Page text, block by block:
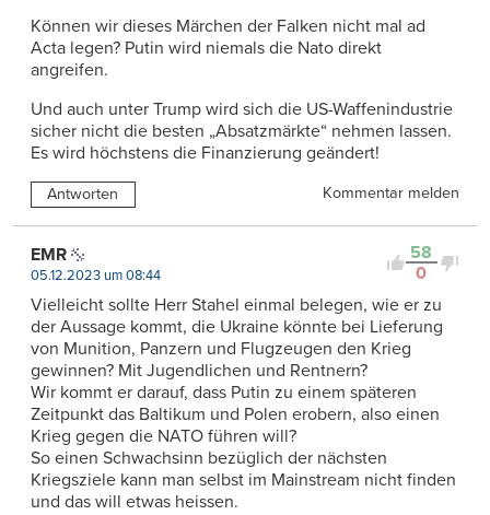
Können wir dieses Märchen der Falken nicht mal ad
Acta legen? Putin wird niemals die Nato direkt
angreifen.
Und auch unter Trump wird sich die US-Waffenindustrie
sicher nicht die besten „Absatzmärkte“ nehmen lassen.
Es wird höchstens die Finanzierung geändert!
Antworten Kommentar melden
58
0
EMR
05.12.2023 um 08:44
Vielleicht sollte Herr Stahel einmal belegen, wie er zu
der Aussage kommt, die Ukraine könnte bei Lieferung
von Munition, Panzern und Flugzeugen den Krieg
gewinnen? Mit Jugendlichen und Rentnern?
Wir kommt er darauf, dass Putin zu einem späteren
Zeitpunkt das Baltikum und Polen erobern, also einen
Krieg gegen die NATO führen will?
So einen Schwachsinn bezüglich der nächsten
Kriegsziele kann man selbst im Mainstream nicht finden
und das will etwas heissen.